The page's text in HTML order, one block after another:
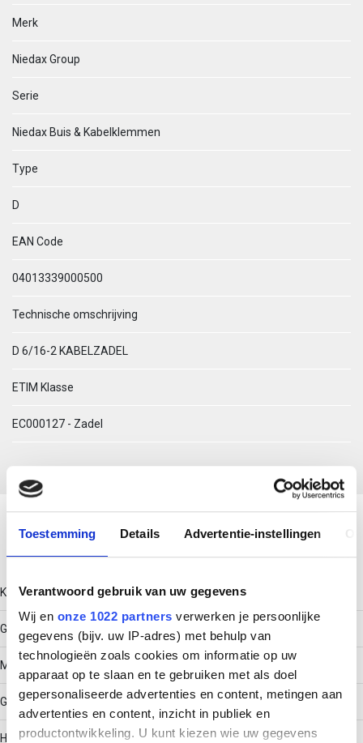
Toestemming Details Advertentie-instellingen
Verantwoord gebruik van uw gegevens
Wij en onze 1022 partners verwerken je persoonlijke
gegevens (bijv. uw IP-adres) met behulp van
technologieën zoals cookies om informatie op uw
apparaat op te slaan en te gebruiken met als doel
gepersonaliseerde advertenties en content, metingen aan
advertenties en content, inzicht in publiek en
productontwikkeling. U kunt kiezen wie uw gegevens
Merk
Niedax Group
Serie
Niedax Buis & Kabelklemmen
Type
D
EAN Code
04013339000500
Technische omschrijving
D 6/16-2 KABELZADEL
ETIM Klasse
EC000127 - Zadel
Download productsheet
Technische gegevens
Kleur
Grijs
Model
Gesloten
Halogeenvrij